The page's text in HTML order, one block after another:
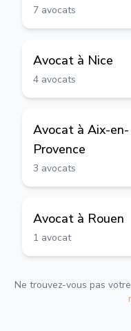
7 avocats
Avocat à Nice
4 avocats
Avocat à Aix-en-
Provence
3 avocats
Avocat à Rouen
1 avocat
Ne trouvez-vous pas